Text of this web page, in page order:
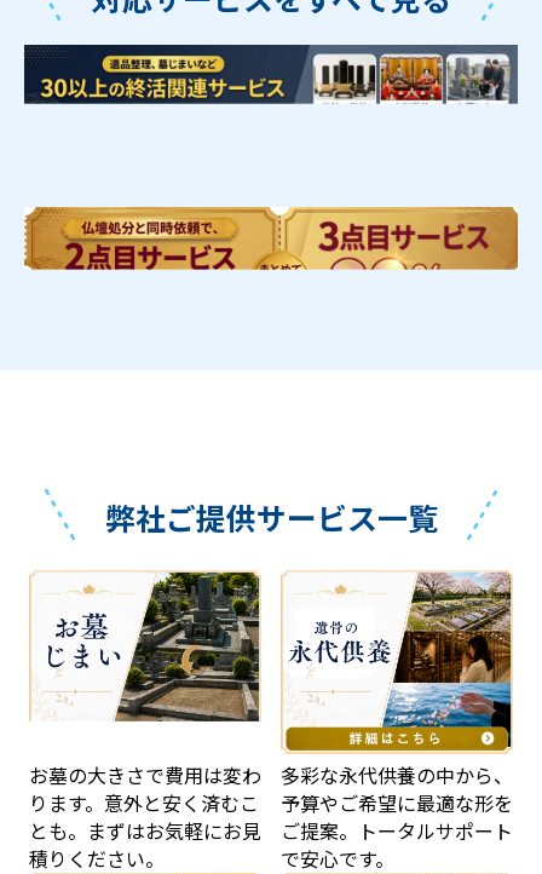
弊社ご提供サービス一覧
お墓の大きさで費用は変わ
ります。意外と安く済むこ
とも。まずはお気軽にお見
積りください。
多彩な永代供養の中から、
予算やご希望に最適な形を
ご提案。トータルサポート
で安心です。